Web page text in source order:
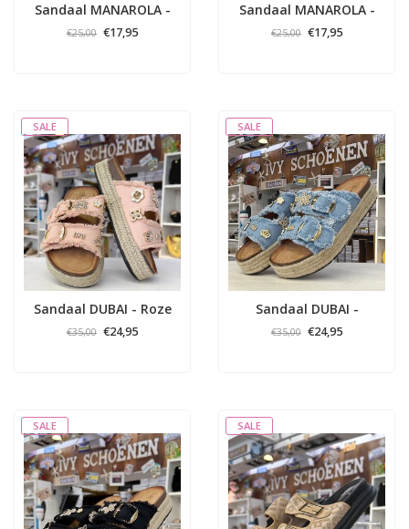
Sandaal MANAROLA -
Geel
€25,00 €17,95
Sandaal MANAROLA -
Zwart
€25,00 €17,95
SALE
Sandaal DUBAI - Roze
€35,00 €24,95
SALE
Sandaal DUBAI -
Jeans/Blauw
€35,00 €24,95
SALE SALE